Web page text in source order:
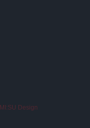
MI:SU Design